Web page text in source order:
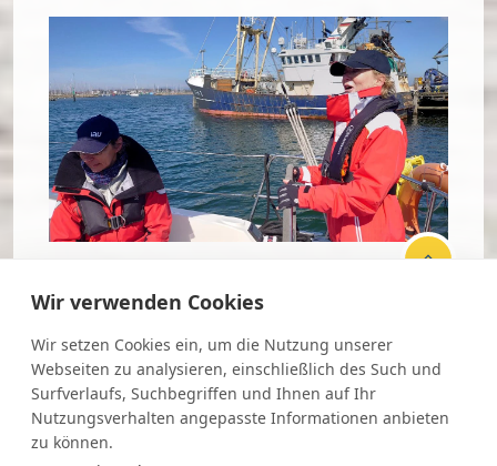
Newsletter
AGB
Datenschutz
Wir verwenden Cookies
Wir setzen Cookies ein, um die Nutzung unserer
Webseiten zu analysieren, einschließlich des Such und
Surfverlaufs, Suchbegriffen und Ihnen auf Ihr
Nutzungsverhalten angepasste Informationen anbieten
zu können.